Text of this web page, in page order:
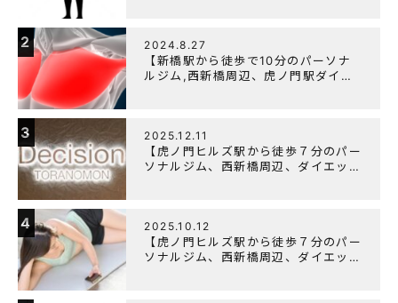
2 2024.8.27
【新橋駅から徒歩で10分のパーソナ
ルジム,西新橋周辺、虎ノ門駅ダイエ
3 2025.12.11
【虎ノ門ヒルズ駅から徒歩７分のパー
ソナルジム、西新橋周辺、ダイエット
4 2025.10.12
【虎ノ門ヒルズ駅から徒歩７分のパー
ソナルジム、西新橋周辺、ダイエット